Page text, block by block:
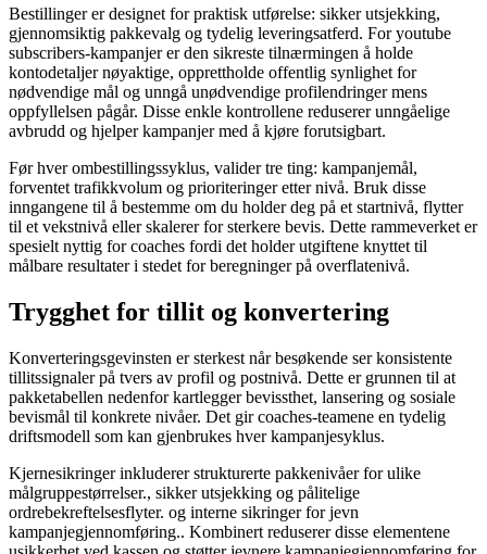
Bestillinger er designet for praktisk utførelse: sikker utsjekking,
gjennomsiktig pakkevalg og tydelig leveringsatferd. For youtube
subscribers-kampanjer er den sikreste tilnærmingen å holde
kontodetaljer nøyaktige, opprettholde offentlig synlighet for
nødvendige mål og unngå unødvendige profilendringer mens
oppfyllelsen pågår. Disse enkle kontrollene reduserer unngåelige
avbrudd og hjelper kampanjer med å kjøre forutsigbart.
Før hver ombestillingssyklus, valider tre ting: kampanjemål,
forventet trafikkvolum og prioriteringer etter nivå. Bruk disse
inngangene til å bestemme om du holder deg på et startnivå, flytter
til et vekstnivå eller skalerer for sterkere bevis. Dette rammeverket er
spesielt nyttig for coaches fordi det holder utgiftene knyttet til
målbare resultater i stedet for beregninger på overflatenivå.
Trygghet for tillit og konvertering
Konverteringsgevinsten er sterkest når besøkende ser konsistente
tillitssignaler på tvers av profil og postnivå. Dette er grunnen til at
pakketabellen nedenfor kartlegger bevissthet, lansering og sosiale
bevismål til konkrete nivåer. Det gir coaches-teamene en tydelig
driftsmodell som kan gjenbrukes hver kampanjesyklus.
Kjernesikringer inkluderer strukturerte pakkenivåer for ulike
målgruppestørrelser., sikker utsjekking og pålitelige
ordrebekreftelsesflyter. og interne sikringer for jevn
kampanjegjennomføring.. Kombinert reduserer disse elementene